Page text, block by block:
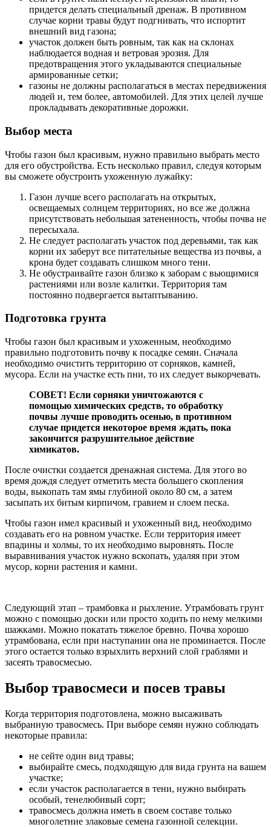
придется делать специальный дренаж. В противном
случае корни травы будут подгнивать, что испортит
внешний вид газона;
участок должен быть ровным, так как на склонах
наблюдается водная и ветровая эрозия. Для
предотвращения этого укладываются специальные
армированные сетки;
газоны не должны располагаться в местах передвижения
людей и, тем более, автомобилей. Для этих целей лучше
прокладывать декоративные дорожки.
Выбор места
Чтобы газон был красивым, нужно правильно выбрать место
для его обустройства. Есть несколько правил, следуя которым
вы сможете обустроить ухоженную лужайку:
Газон лучше всего располагать на открытых,
освещаемых солнцем территориях, но все же должна
присутствовать небольшая затененность, чтобы почва не
пересыхала.
Не следует располагать участок под деревьями, так как
корни их заберут все питательные вещества из почвы, а
крона будет создавать слишком много тени.
Не обустраивайте газон близко к заборам с вьющимися
растениями или возле калитки. Территория там
постоянно подвергается вытаптыванию.
Подготовка грунта
Чтобы газон был красивым и ухоженным, необходимо
правильно подготовить почву к посадке семян. Сначала
необходимо очистить территорию от сорняков, камней,
мусора. Если на участке есть пни, то их следует выкорчевать.
СОВЕТ! Если сорняки уничтожаются с
помощью химических средств, то обработку
почвы лучше проводить осенью, в противном
случае придется некоторое время ждать, пока
закончится разрушительное действие
химикатов.
После очистки создается дренажная система. Для этого во
время дождя следует отметить места большего скопления
воды, выкопать там ямы глубиной около 80 см, а затем
засыпать их битым кирпичом, гравием и слоем песка.
Чтобы газон имел красивый и ухоженный вид, необходимо
создавать его на ровном участке. Если территория имеет
впадины и холмы, то их необходимо выровнять. После
выравнивания участок нужно вскопать, удаляя при этом
мусор, корни растения и камни.
Следующий этап – трамбовка и рыхление. Утрамбовать грунт
можно с помощью доски или просто ходить по нему мелкими
шажками. Можно покатать тяжелое бревно. Почва хорошо
утрамбована, если при наступании она не проминается. После
этого остается только взрыхлить верхний слой граблями и
засеять травосмесью.
Выбор травосмеси и посев травы
Когда территория подготовлена, можно высаживать
выбранную травосмесь. При выборе семян нужно соблюдать
некоторые правила:
не сейте один вид травы;
выбирайте смесь, подходящую для вида грунта на вашем
участке;
если участок располагается в тени, нужно выбирать
особый, тенелюбивый сорт;
травосмесь должна иметь в своем составе только
многолетние злаковые семена газонной селекции.